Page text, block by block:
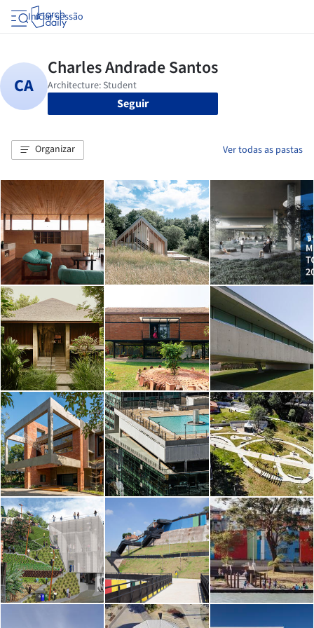
Iniciar sessão
Seguir
Organizar Ver todas as pastas